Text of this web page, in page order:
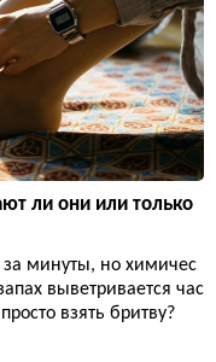
ли они или только
минуты, но химичес
выветривается час
взять бритву?